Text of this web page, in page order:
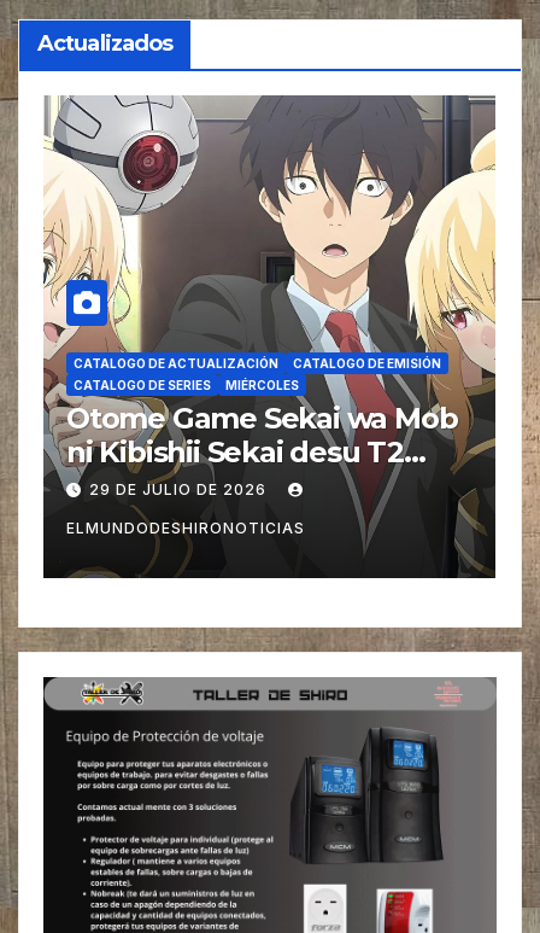
Actualizados
CATALOGO DE ACTUALIZACIÓN
CATALOGO DE EMISIÓN
CATALOGO DE SERIES
MIÉRCOLES
Hana-Kimi – Hanazakari no
Kimitachi e (For You in Full
Blossom) T2 Doblaje
22 DE JULIO DE 2026
ELMUNDODESHIRONOTICIAS